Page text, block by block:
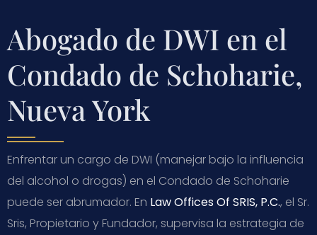
Abogado de DWI en el
Condado de Schoharie,
Nueva York
Enfrentar un cargo de DWI (manejar bajo la influencia
del alcohol o drogas) en el Condado de Schoharie
puede ser abrumador. En Law Offices Of SRIS, P.C., el Sr.
Sris, Propietario y Fundador, supervisa la estrategia de